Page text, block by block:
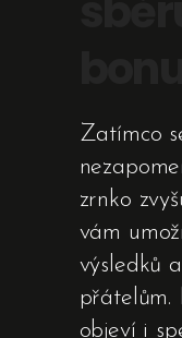
Zatímco
zrnko
vám
výsledků
přátelům.
objeví i